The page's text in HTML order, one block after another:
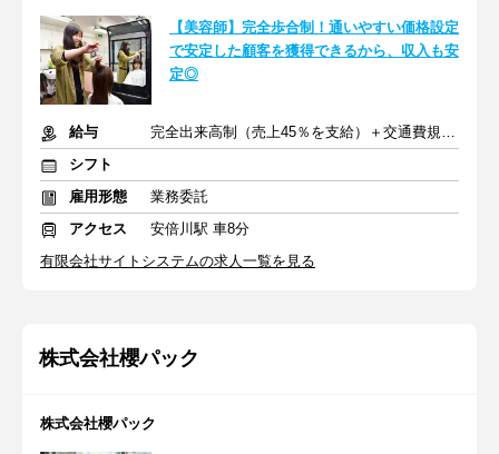
【美容師】完全歩合制！通いやすい価格設定
で安定した顧客を獲得できるから、収入も安
定◎
給与
完全出来高制（売上45％を支給）＋交通費規定支給
シフト
雇用形態
業務委託
アクセス
安倍川駅 車8分
有限会社サイトシステムの求人一覧を見る
株式会社櫻パック
株式会社櫻パック